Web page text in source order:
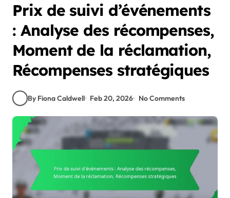
Prix de suivi d’événements
: Analyse des récompenses,
Moment de la réclamation,
Récompenses stratégiques
By Fiona Caldwell Feb 20, 2026 No Comments